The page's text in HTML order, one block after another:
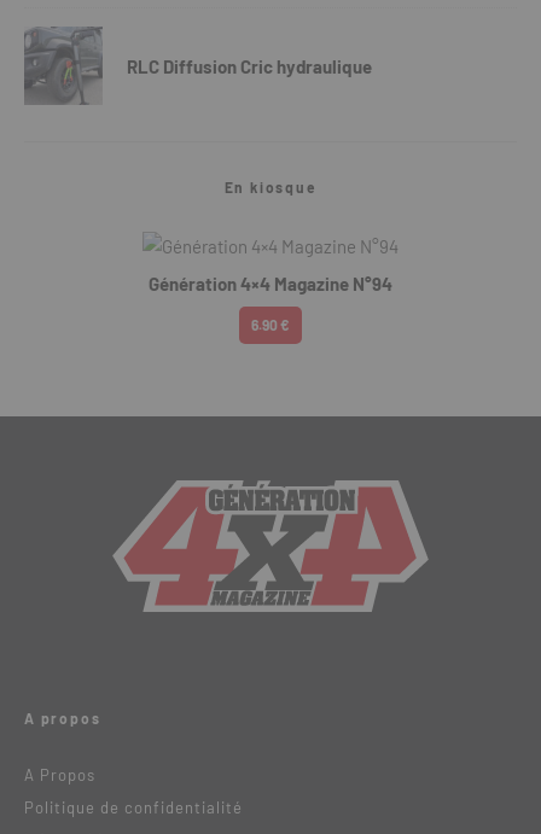
RLC Diffusion Cric hydraulique
En kiosque
Génération 4×4 Magazine N°94
6.90 €
A propos
A Propos
Politique de confidentialité